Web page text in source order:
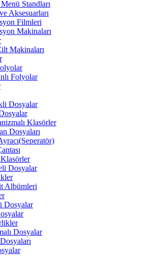
Standları
Aksesuarları
Filmleri
Makinaları
Makinaları
Folyolar
Dosyalar
Klasörler
Dosyaları
Dosyalar
Albümleri
Dosyalar
Dosyalar